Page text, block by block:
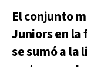
El conjunto
Juniors en la
se sumó a la